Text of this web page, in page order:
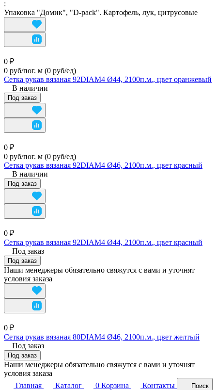
:
Упаковка "Домик", "D-pack". Картофель, лук, цитрусовые
0 ₽
0 руб/пог. м (0 руб/eд)
Сетка рукав вязаная 92DIAM4 Ø44, 2100п.м., цвет оранжевый
В наличии
Под заказ
0 ₽
0 руб/пог. м (0 руб/eд)
Сетка рукав вязаная 92DIAM4 Ø46, 2100п.м., цвет красный
В наличии
Под заказ
0 ₽
Сетка рукав вязаная 92DIAM4 Ø44, 2100п.м., цвет красный
Под заказ
Под заказ
Наши менеджеры обязательно свяжутся с вами и уточнят
условия заказа
0 ₽
Сетка рукав вязаная 80DIAM4 Ø46, 2100п.м., цвет желтый
Под заказ
Под заказ
Наши менеджеры обязательно свяжутся с вами и уточнят
условия заказа
Главная
Каталог 0 Корзина Контакты Поиск